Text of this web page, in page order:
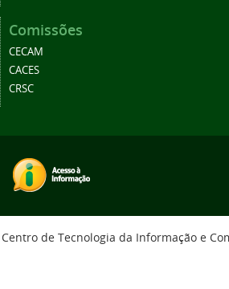
Comissões
CECAM
CACES
CRSC
Centro de Tecnologia da Informação e